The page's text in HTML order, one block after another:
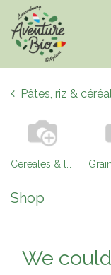
Se rendre au contenu
Pâtes, riz &
Shop
We